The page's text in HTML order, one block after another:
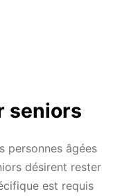
seniors
personnes âgées
désirent rester
est requis